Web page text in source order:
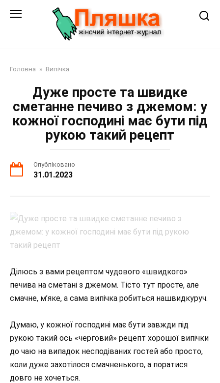
Головна » Випічка
Дуже просте та швидке
сметанне печиво з джемом: у
кожної господині має бути під
рукою такий рецепт
Опубліковано
31.01.2023
Ділюсь з вами рецептом чудового «швидкого»
печива на сметані з джемом. Тісто тут просте, але
смачне, м’яке, а сама випічка робиться нашвидкуруч.
Думаю, у кожної господині має бути завжди під
рукою такий ось «черговий» рецепт хорошої випічки
до чаю на випадок несподіваних гостей або просто,
коли дуже захотілося смачненького, а поратися
довго не хочеться.